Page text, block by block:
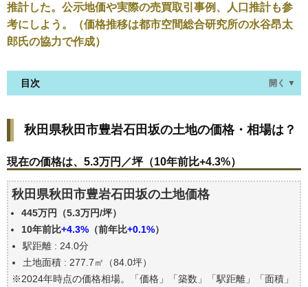
推計した。公示地価や実際の売買取引事例、人口推計も参
考にしよう。（価格推移は都市空間総合研究所の水谷昂太
郎氏の協力で作成）
目次 開く ▼
現在の価格は、5.3万円／坪（10年前比+4.3%）
価格を詳細に分析しよう
秋田県秋田市豊岩石田坂の土地の過去の売買事例
公示地価はいくら
エリアの将来性を人口予想から検討しよう
自分の年収でいくらの不動産が買える？
秋田県秋田市豊岩石田坂の土地の価格・相場は？
現在の価格は、5.3万円／坪（10年前比+4.3%）
秋田県秋田市豊岩石田坂の土地価格
445万円（5.3万円/坪）
10年前比+4.3% （前年比+0.1%）
駅距離 : 24.0分
土地面積 : 277.7㎡（84.0坪）
※2024年時点の価格相場。「価格」「築数」「駅距離」「面積」